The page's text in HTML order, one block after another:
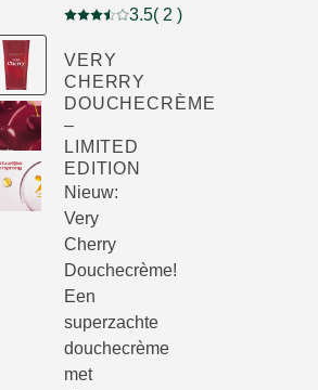
Beoordeling: 3.5 van 5
3.5( 2 )
VERY
CHERRY
DOUCHECRÈME
–
LIMITED
EDITION
Nieuw:
Very
Cherry
Douchecrème!
Een
superzachte
douchecrème
met